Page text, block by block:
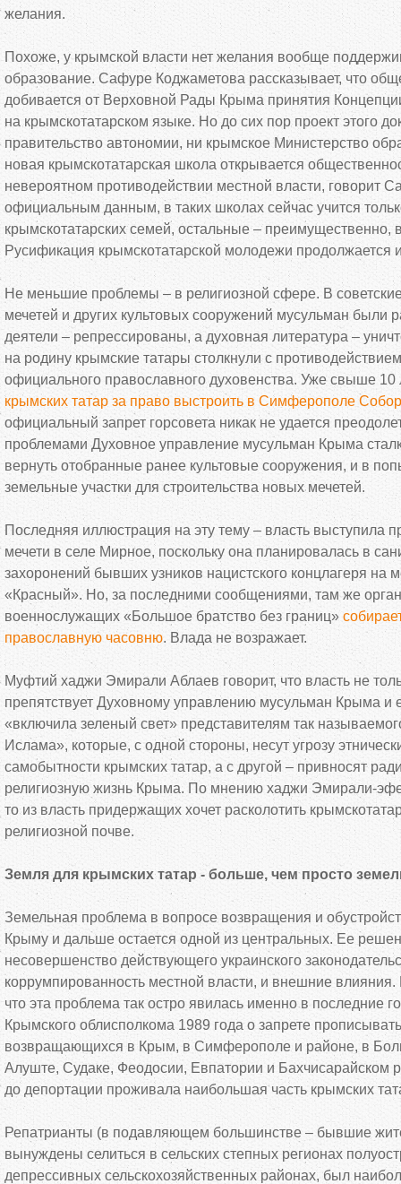
желания.
Похоже, у крымской власти нет желания вообще
образование. Сафуре Коджаметова рассказывает, что
добивается от Верховной Рады Крыма принятия
на крымскотатарском языке. Но до сих пор проект этого
правительство автономии, ни крымское Министерство
новая крымскотатарская школа открывается
невероятном противодействии местной власти, говорит
официальным данным, в таких школах сейчас учится
крымскотатарских семей, остальные – преимущественно,
Русификация крымскотатарской молодежи продолжается
Не меньшие проблемы – в религиозной сфере. В
мечетей и других культовых сооружений мусульман были
деятели – репрессированы, а духовная литература –
на родину крымские татары столкнули с
официального православного духовенства. Уже свыше 10
крымских татар за право выстроить в Симферополе
официальный запрет горсовета никак не удается
проблемами Духовное управление мусульман Крыма
вернуть отобранные ранее культовые сооружения, и в
земельные участки для строительства новых мечетей.
Последняя иллюстрация на эту тему – власть выступила
мечети в селе Мирное, поскольку она планировалась в
захоронений бывших узников нацистского концлагеря на
«Красный». Но, за последними сообщениями, там же
военнослужащих «Большое братство без границ»
православную часовню. Влада не возражает.
Муфтий хаджи Эмирали Аблаев говорит, что власть не
препятствует Духовному управлению мусульман Крыма и
«включила зеленый свет» представителям так
Ислама», которые, с одной стороны, несут угрозу
самобытности крымских татар, а с другой – привносят
религиозную жизнь Крыма. По мнению хаджи Эмирали-
то из власть придержащих хочет расколотить
религиозной почве.
Земля для крымских татар - больше, чем просто
Земельная проблема в вопросе возвращения и
Крыму и дальше остается одной из центральных. Ее
несовершенство действующего украинского
коррумпированность местной власти, и внешние влияния.
что эта проблема так остро явилась именно в последние
Крымского облисполкома 1989 года о запрете
возвращающихся в Крым, в Симферополе и районе, в
Алуште, Судаке, Феодосии, Евпатории и Бахчисарайском
до депортации проживала наибольшая часть крымских
Репатрианты (в подавляющем большинстве – бывшие
вынуждены селиться в сельских степных регионах
депрессивных сельскохозяйственных районах, был